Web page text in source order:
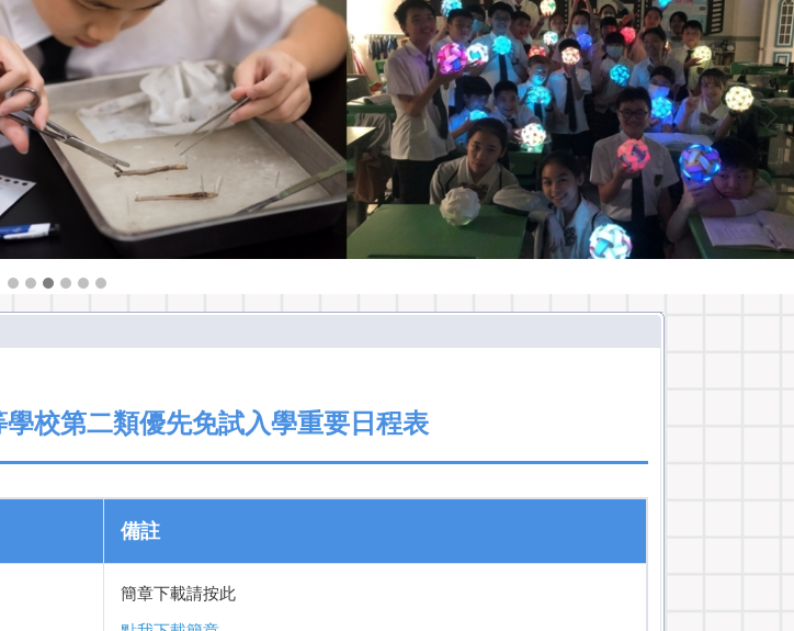
校第二類優先免試入學重要日程表
備註
簡章下載請按此